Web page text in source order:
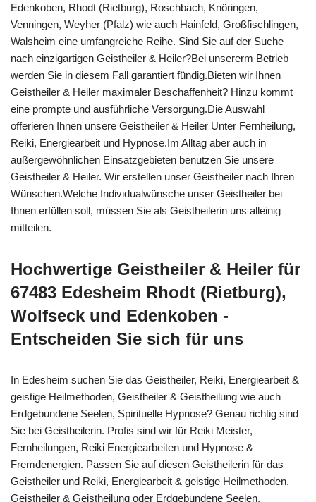
Edenkoben, Rhodt (Rietburg), Roschbach, Knöringen,
Venningen, Weyher (Pfalz) wie auch Hainfeld, Großfischlingen,
Walsheim eine umfangreiche Reihe. Sind Sie auf der Suche
nach einzigartigen Geistheiler & Heiler?Bei unsererm Betrieb
werden Sie in diesem Fall garantiert fündig.Bieten wir Ihnen
Geistheiler & Heiler maximaler Beschaffenheit? Hinzu kommt
eine prompte und ausführliche Versorgung.Die Auswahl
offerieren Ihnen unsere Geistheiler & Heiler Unter Fernheilung,
Reiki, Energiearbeit und Hypnose.Im Alltag aber auch in
außergewöhnlichen Einsatzgebieten benutzen Sie unsere
Geistheiler & Heiler. Wir erstellen unser Geistheiler nach Ihren
Wünschen.Welche Individualwünsche unser Geistheiler bei
Ihnen erfüllen soll, müssen Sie als Geistheilerin uns alleinig
mitteilen.
Hochwertige Geistheiler & Heiler für
67483 Edesheim Rhodt (Rietburg),
Wolfseck und Edenkoben -
Entscheiden Sie sich für uns
In Edesheim suchen Sie das Geistheiler, Reiki, Energiearbeit &
geistige Heilmethoden, Geistheiler & Geistheilung wie auch
Erdgebundene Seelen, Spirituelle Hypnose? Genau richtig sind
Sie bei Geistheilerin. Profis sind wir für Reiki Meister,
Fernheilungen, Reiki Energiearbeiten und Hypnose &
Fremdenergien. Passen Sie auf diesen Geistheilerin für das
Geistheiler und Reiki, Energiearbeit & geistige Heilmethoden,
Geistheiler & Geistheilung oder Erdgebundene Seelen,